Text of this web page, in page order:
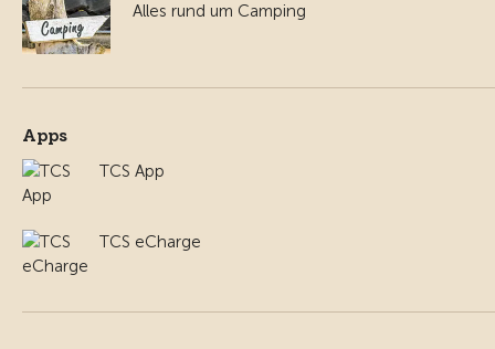
Alles rund um Camping
Apps
TCS App
TCS eCharge